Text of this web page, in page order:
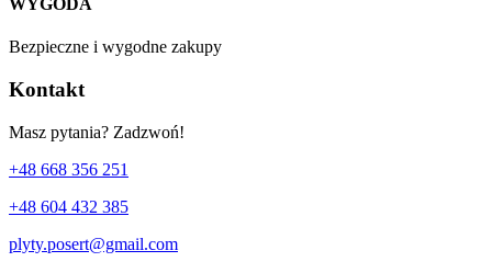
Bezpieczne i wygodne zakupy
Kontakt
Masz pytania? Zadzwoń!
+48 668 356 251
+48 604 432 385
plyty.posert@gmail.com